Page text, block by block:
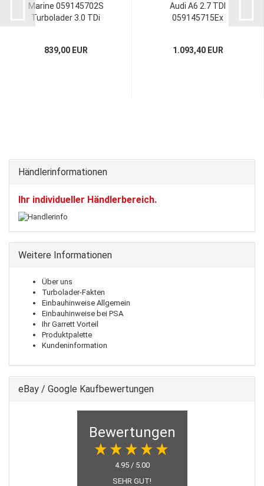
Marine 059145702S
Turbolader 3.0 TDi
059145702R
839,00 EUR
Audi A6 2.7 TDI
059145715Ex
1.093,40 EUR
Händlerinformationen
Ihr individueller Händlerbereich.
Weitere Informationen
Über uns
Turbolader-Fakten
Einbauhinweise Allgemein
Einbauhinweise bei PSA
Ihr Garrett Vorteil
Produktpalette
Kundeninformation
eBay / Google Kaufbewertungen
Bewertungen
4.95 / 5.00
SEHR GUT!